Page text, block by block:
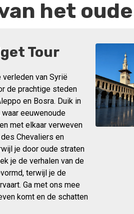
het
Tour
verleden van Syrië
de prachtige steden
en Bosra. Duik in
eeuwenoude
met elkaar verweven
Chevaliers en
je door oude straten
je de verhalen van de
terwijl je de
Ga met ons mee
komt en de schatten